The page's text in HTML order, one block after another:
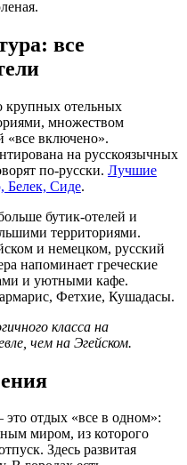
все
крупных отельных
множеством
«все включено».
на русскоязычных
по-русски. Лучшие
Белек, Сиде.
бутик-отелей и
территориями.
и немецком, русский
напоминает греческие
и уютными кафе.
Фетхие, Кушадасы.
класса на
чем на Эгейском.
отдых «все в одном»:
миром, из которого
Здесь развитая